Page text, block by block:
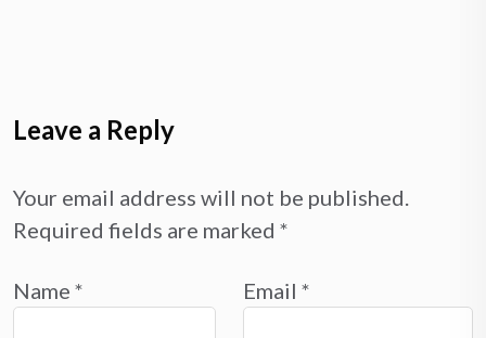
Leave a Reply
Your email address will not be published.
Required fields are marked *
Name * Email *